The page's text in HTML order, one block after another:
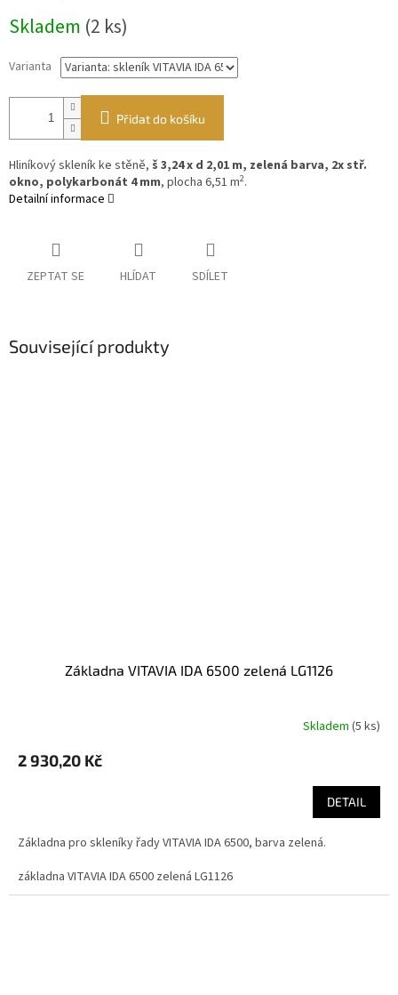
cena:
Skladem (2 ks)
Varianta
Přidat do košíku
Hliníkový skleník ke stěně, š 3,24 x d 2,01 m, zelená barva, 2x stř.
okno, polykarbonát 4 mm, plocha 6,51 m2.
Detailní informace
ZEPTAT SE HLÍDAT SDÍLET
Související produkty
základna VITAVIA IDA 6500 zelená LG1126
Skladem (5 ks)
2 930,20 Kč
DETAIL
Základna pro skleníky řady VITAVIA IDA 6500, barva zelená.
základna VITAVIA IDA 6500 zelená LG1126